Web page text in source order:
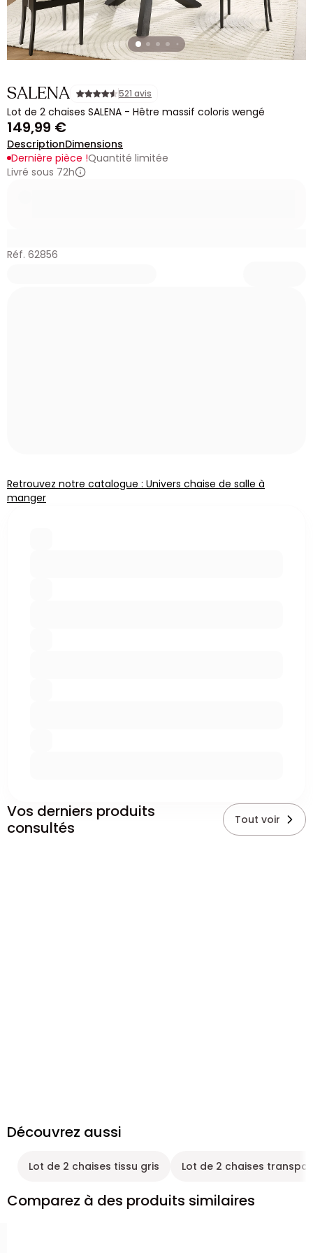
SALENA 521 avis
Lot de 2 chaises SALENA - Hêtre massif coloris wengé
149,99 €
DescriptionDimensions
Dernière pièce !Quantité limitée
Livré sous 72h
Réf. 62856
Retrouvez notre catalogue : Univers chaise de salle à
manger
Vos derniers produits
consultés
Tout voir
Découvrez aussi
Lot de 2 chaises tissu gris Lot de 2 chaises
Comparez à des produits similaires